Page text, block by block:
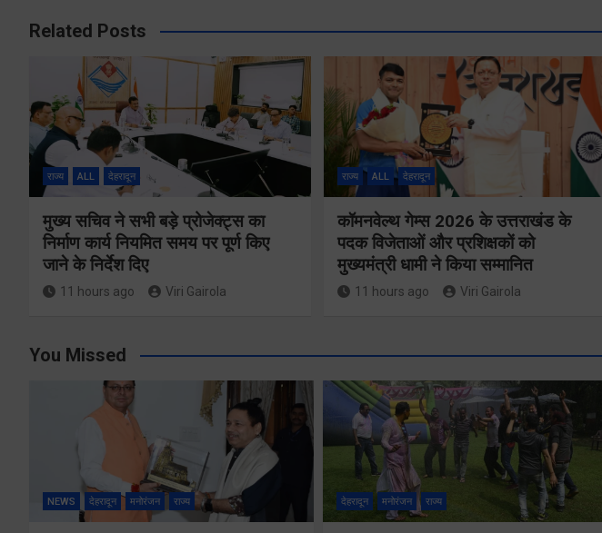
Related Posts
राज्य ALL देहरादून
मुख्य सचिव ने सभी बड़े प्रोजेक्ट्स का
निर्माण कार्य नियमित समय पर पूर्ण किए
जाने के निर्देश दिए
11 hours ago Viri Gairola
राज्य ALL देहरादून
कॉमनवेल्थ गेम्स 2026 के उत्तराखंड के
पदक विजेताओं और प्रशिक्षकों को
मुख्यमंत्री धामी ने किया सम्मानित
11 hours ago Viri Gairola
You Missed
NEWS देहरादून मनोरंजन राज्य देहरादून मनोरंजन राज्य
मतदाता सुनवाई में
लापरवाही बर्दाश्त
नहीं, आयोग के
निर्देशों का शत-
मुख्य सचिव ने
सभी बड़े
प्रोजेक्ट्स का
निर्माण कार्य
नियमित समय पर